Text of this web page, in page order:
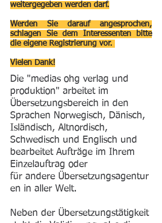
weitergegeben werden darf.
Werden Sie darauf angesprochen,
schlagen Sie dem Interessenten bitte
die eigene Registrierung vor.
Vielen Dank!
Die "medias ohg verlag und
produktion" arbeitet im
Übersetzungsbereich in den
Sprachen Norwegisch, Dänisch,
Isländisch, Altnordisch,
Schwedisch und Englisch und
bearbeitet Aufträge im Ihrem
Einzelauftrag oder
für andere Übersetzungsagentur
en in aller Welt.
Neben der Übersetzungstätigkeit